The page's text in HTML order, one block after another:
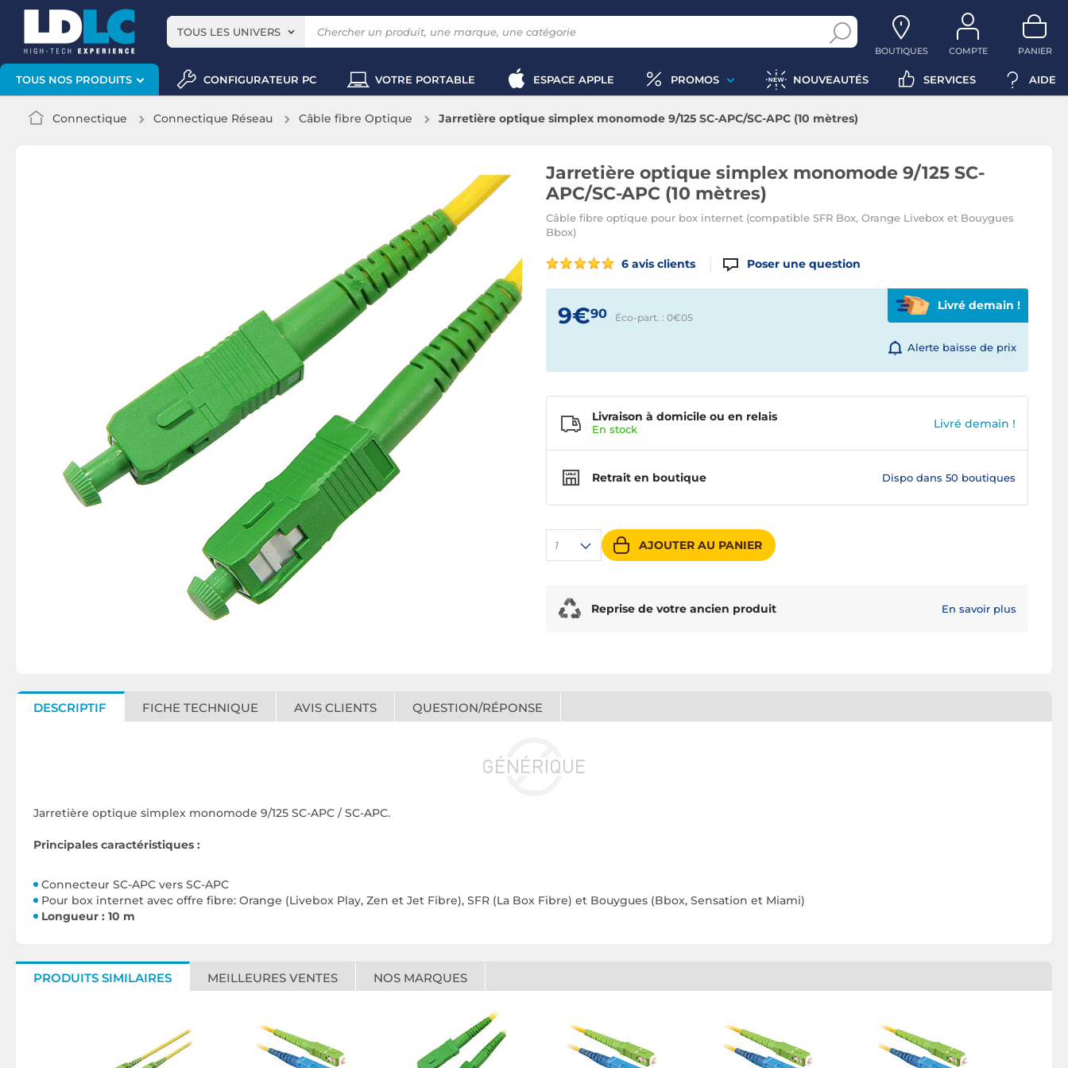
TOUS LES UNIVERS
BOUTIQUES COMPTE PANIER
TOUS NOS PRODUITS CONFIGURATEUR PC VOTRE PORTABLE ESPACE APPLE PROMOS NOUVEAUTÉS SERVICES AIDE
Connectique Connectique Réseau Câble fibre Optique Jarretière optique simplex monomode 9/125 SC-APC/SC-APC (10 mètres)
Jarretière optique simplex monomode 9/125 SC-
APC/SC-APC (10 mètres)
Câble fibre optique pour box internet (compatible SFR Box, Orange Livebox et Bouygues
Bbox)
6 avis clients Poser une question
9€90 Éco-part. : 0€05
Livré demain !
Alerte baisse de prix
1 AJOUTER AU PANIER
Livraison à domicile ou en relais
En stock Livré demain !
Retrait en boutique Dispo dans 50 boutiques
Reprise de votre ancien produit En savoir plus
DESCRIPTIF FICHE TECHNIQUE AVIS CLIENTS QUESTION/RÉPONSE
Jarretière optique simplex monomode 9/125 SC-APC / SC-APC.
Principales caractéristiques :
Connecteur SC-APC vers SC-APC
Pour box internet avec offre fibre: Orange (Livebox Play, Zen et Jet Fibre), SFR (La Box Fibre) et Bouygues (Bbox, Sensation et Miami)
Longueur : 10 m
PRODUITS SIMILAIRES MEILLEURES VENTES NOS MARQUES